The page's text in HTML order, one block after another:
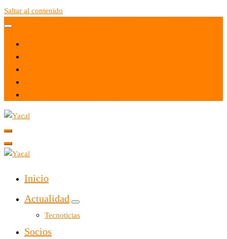
Saltar al contenido
Yacal micro hosting
Inicio
Actualidad
Tecnoticias
Socios